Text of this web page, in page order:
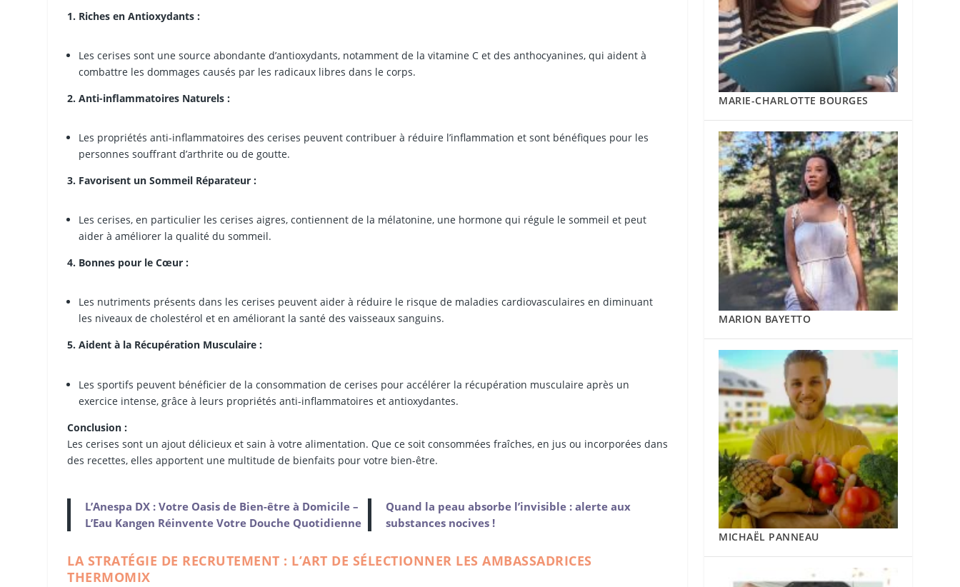
1. Riches en Antioxydants :
Les cerises sont une source abondante d’antioxydants, notamment de la vitamine C et des anthocyanines, qui aident à
combattre les dommages causés par les radicaux libres dans le corps.
2. Anti-inflammatoires Naturels :
Les propriétés anti-inflammatoires des cerises peuvent contribuer à réduire l’inflammation et sont bénéfiques pour les
personnes souffrant d’arthrite ou de goutte.
3. Favorisent un Sommeil Réparateur :
Les cerises, en particulier les cerises aigres, contiennent de la mélatonine, une hormone qui régule le sommeil et peut
aider à améliorer la qualité du sommeil.
4. Bonnes pour le Cœur :
Les nutriments présents dans les cerises peuvent aider à réduire le risque de maladies cardiovasculaires en diminuant
les niveaux de cholestérol et en améliorant la santé des vaisseaux sanguins.
5. Aident à la Récupération Musculaire :
Les sportifs peuvent bénéficier de la consommation de cerises pour accélérer la récupération musculaire après un
exercice intense, grâce à leurs propriétés anti-inflammatoires et antioxydantes.
Conclusion :
Les cerises sont un ajout délicieux et sain à votre alimentation. Que ce soit consommées fraîches, en jus ou incorporées dans
des recettes, elles apportent une multitude de bienfaits pour votre bien-être.
L’Anespa DX : Votre Oasis de Bien-être à Domicile –
L’Eau Kangen Réinvente Votre Douche Quotidienne
Quand la peau absorbe l’invisible : alerte aux
substances nocives !
LA STRATÉGIE DE RECRUTEMENT : L’ART DE SÉLECTIONNER LES AMBASSADRICES
THERMOMIX
MARIE-CHARLOTTE BOURGES
MARION BAYETTO
MICHAËL PANNEAU